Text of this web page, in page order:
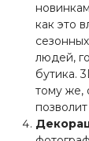
как это
людей,
бутика.
тому же,